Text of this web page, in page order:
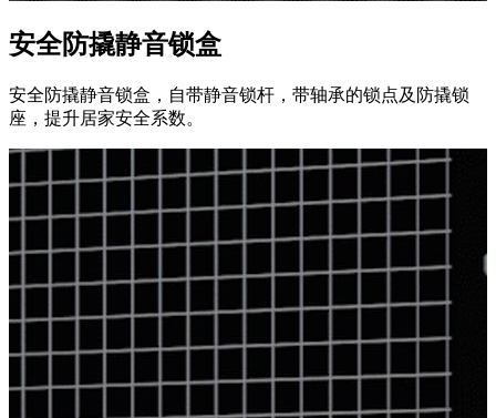
安全防撬静音锁盒
安全防撬静音锁盒，自带静音锁杆，带轴承的锁点及防撬锁
座，提升居家安全系数。